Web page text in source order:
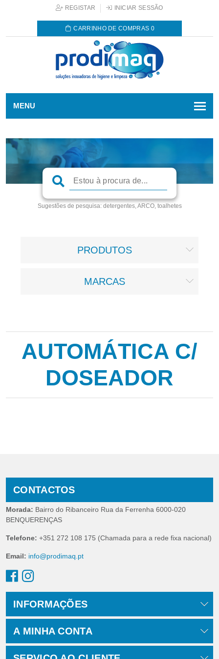
REGISTAR INICIAR SESSÃO
CARRINHO DE COMPRAS 0
MENU
Sugestões de pesquisa:detergentes, ARCO, toalhetes
PRODUTOS
MARCAS
AUTOMÁTICA C/
DOSEADOR
CONTACTOS
Morada: Bairro do Ribanceiro Rua da Ferrenha 6000-020
BENQUERENÇAS
Telefone: +351 272 108 175 (Chamada para a rede fixa nacional)
Email: info@prodimaq.pt
INFORMAÇÕES
A MINHA CONTA